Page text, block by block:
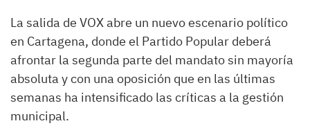
La salida de VOX abre un nuevo escenario político
en Cartagena, donde el Partido Popular deberá
afrontar la segunda parte del mandato sin mayoría
absoluta y con una oposición que en las últimas
semanas ha intensificado las críticas a la gestión
municipal.